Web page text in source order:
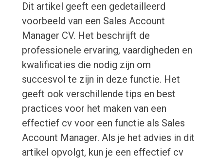
Dit artikel geeft een gedetailleerd
voorbeeld van een Sales Account
Manager CV. Het beschrijft de
professionele ervaring, vaardigheden en
kwalificaties die nodig zijn om
succesvol te zijn in deze functie. Het
geeft ook verschillende tips en best
practices voor het maken van een
effectief cv voor een functie als Sales
Account Manager. Als je het advies in dit
artikel opvolgt, kun je een effectief cv